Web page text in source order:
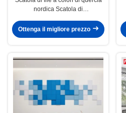
nordica Scatola di
Ottenga il migliore prezzo